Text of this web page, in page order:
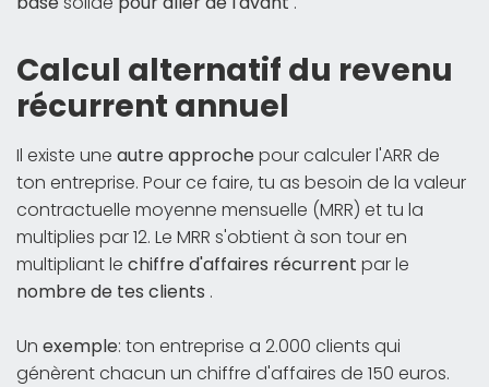
Calcul alternatif du revenu
récurrent annuel
Il existe une autre approchepour calculer l'ARR de
ton entreprise. Pour ce faire, tu as besoin de la valeur
contractuelle moyenne mensuelle (MRR) et tu la
multiplies par 12. Le MRR s'obtient à son tour en
multipliant le chiffre d'affaires récurrent par le
nombre de tes clients .
Un exemple: ton entreprise a 2.000 clients qui
génèrent chacun un chiffre d'affaires de 150 euros.